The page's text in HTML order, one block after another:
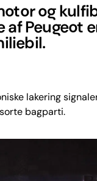
og
Peugeot
lakering
bagparti.